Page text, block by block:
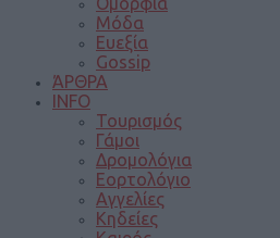
Μόδα
Ευεξία
Gossip
ΆΡΘΡΑ
INFO
Τουρισμός
Γάμοι
Δρομολόγια
Εορτολόγιο
Αγγελίες
Κηδείες